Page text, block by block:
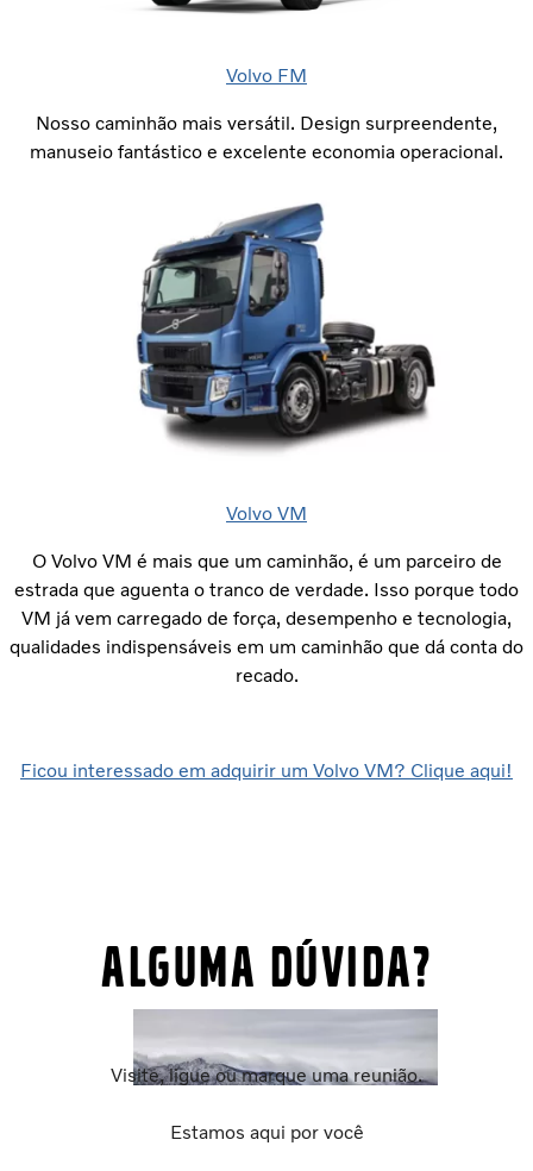
Volvo FM
Nosso caminhão mais versátil. Design surpreendente,
manuseio fantástico e excelente economia operacional.
Volvo VM
O Volvo VM é mais que um caminhão, é um parceiro de
estrada que aguenta o tranco de verdade. Isso porque todo
VM já vem carregado de força, desempenho e tecnologia,
qualidades indispensáveis em um caminhão que dá conta do
recado.
Ficou interessado em adquirir um Volvo VM? Clique aqui!
Alguma dúvida?
Visite, ligue ou marque uma reunião.
Estamos aqui por você